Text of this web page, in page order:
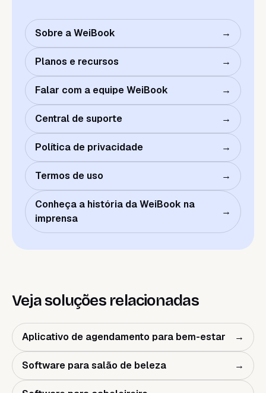
Sobre a WeiBook →
Planos e recursos →
Falar com a equipe WeiBook →
Central de suporte →
Política de privacidade →
Termos de uso →
Conheça a história da WeiBook na
imprensa
→
Veja soluções relacionadas
Aplicativo de agendamento para bem-estar →
Software para salão de beleza →